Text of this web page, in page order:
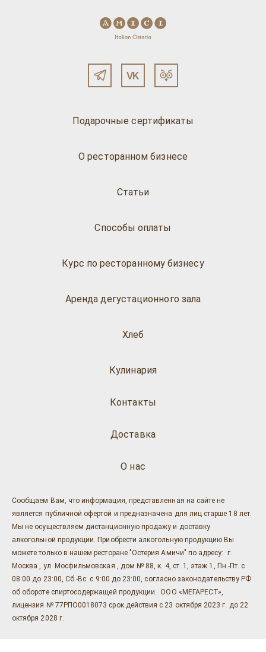
Подарочные сертификаты
О ресторанном бизнесе
Статьи
Способы оплаты
Курс по ресторанному бизнесу
Аренда дегустационного зала
Хлеб
Кулинария
О нас
Доставка
Контакты
Сообщаем Вам, что информация, представленная на сайте не
является публичной офертой и предназначена для лиц старше 18 лет.
Мы не осуществляем дистанционную продажу и доставку
алкогольной продукции. Приобрести алкогольную продукцию Вы
можете только в нашем ресторане "Остерия Амичи" по адресу: г.
Москва , ул. Мосфильмовская , дом № 88, к. 4, ст. 1, этаж 1, Пн.-Пт. с
08:00 до 23:00, Сб.-Вс. с 9:00 до 23:00, согласно законодательству РФ
об обороте спиртосодержащей продукции. ООО «МЕГАРЕСТ»,
лицензия № 77РПО0018073 срок действия с 23 октября 2023 г. до 22
октября 2028 г.